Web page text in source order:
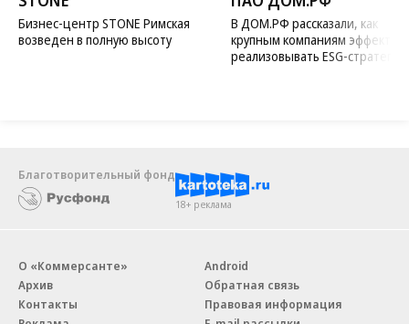
Бизнес-центр STONE Римская
возведен в полную высоту
В ДОМ.РФ рассказали, как
крупным компаниям
реализовывать ESG-стратегию
Благотворительный фонд
18+ реклама
О «Коммерсанте»
Архив
Контакты
Android
Обратная связь
Правовая информация